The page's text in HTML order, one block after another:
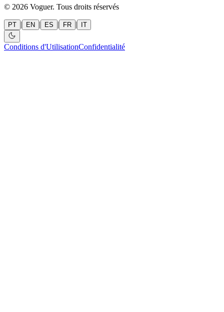
© 2026 Voguer. Tous droits réservés
PT | EN | ES | FR | IT
Conditions d'UtilisationConfidentialité